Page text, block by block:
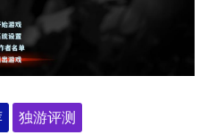
独游评测